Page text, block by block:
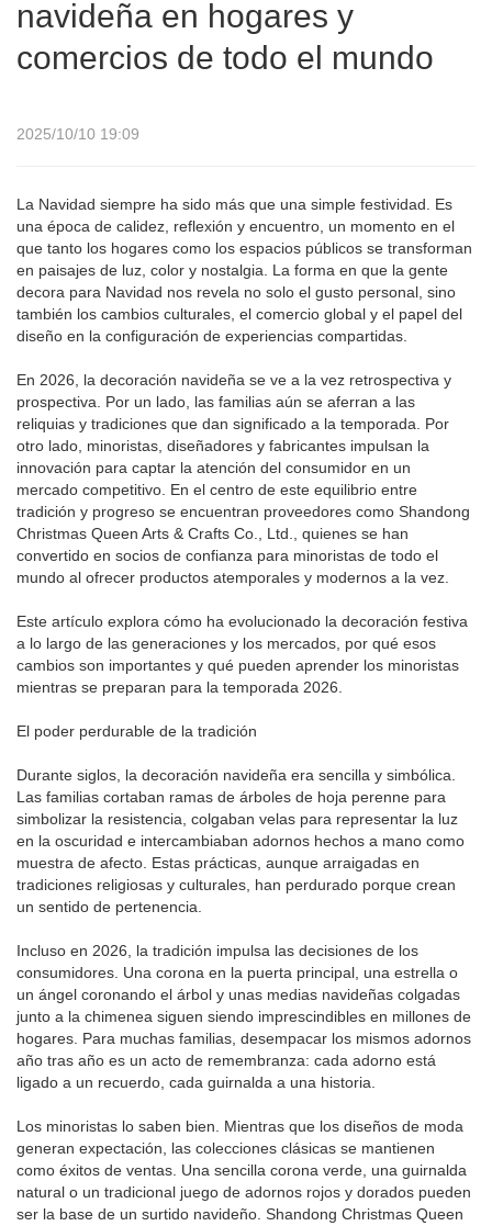
navideña en hogares y
comercios de todo el mundo
2025/10/10 19:09
La Navidad siempre ha sido más que una simple festividad. Es
una época de calidez, reflexión y encuentro, un momento en el
que tanto los hogares como los espacios públicos se transforman
en paisajes de luz, color y nostalgia. La forma en que la gente
decora para Navidad nos revela no solo el gusto personal, sino
también los cambios culturales, el comercio global y el papel del
diseño en la configuración de experiencias compartidas.
En 2026, la decoración navideña se ve a la vez retrospectiva y
prospectiva. Por un lado, las familias aún se aferran a las
reliquias y tradiciones que dan significado a la temporada. Por
otro lado, minoristas, diseñadores y fabricantes impulsan la
innovación para captar la atención del consumidor en un
mercado competitivo. En el centro de este equilibrio entre
tradición y progreso se encuentran proveedores como Shandong
Christmas Queen Arts & Crafts Co., Ltd., quienes se han
convertido en socios de confianza para minoristas de todo el
mundo al ofrecer productos atemporales y modernos a la vez.
Este artículo explora cómo ha evolucionado la decoración festiva
a lo largo de las generaciones y los mercados, por qué esos
cambios son importantes y qué pueden aprender los minoristas
mientras se preparan para la temporada 2026.
El poder perdurable de la tradición
Durante siglos, la decoración navideña era sencilla y simbólica.
Las familias cortaban ramas de árboles de hoja perenne para
simbolizar la resistencia, colgaban velas para representar la luz
en la oscuridad e intercambiaban adornos hechos a mano como
muestra de afecto. Estas prácticas, aunque arraigadas en
tradiciones religiosas y culturales, han perdurado porque crean
un sentido de pertenencia.
Incluso en 2026, la tradición impulsa las decisiones de los
consumidores. Una corona en la puerta principal, una estrella o
un ángel coronando el árbol y unas medias navideñas colgadas
junto a la chimenea siguen siendo imprescindibles en millones de
hogares. Para muchas familias, desempacar los mismos adornos
año tras año es un acto de remembranza: cada adorno está
ligado a un recuerdo, cada guirnalda a una historia.
Los minoristas lo saben bien. Mientras que los diseños de moda
generan expectación, las colecciones clásicas se mantienen
como éxitos de ventas. Una sencilla corona verde, una guirnalda
natural o un tradicional juego de adornos rojos y dorados pueden
ser la base de un surtido navideño. Shandong Christmas Queen